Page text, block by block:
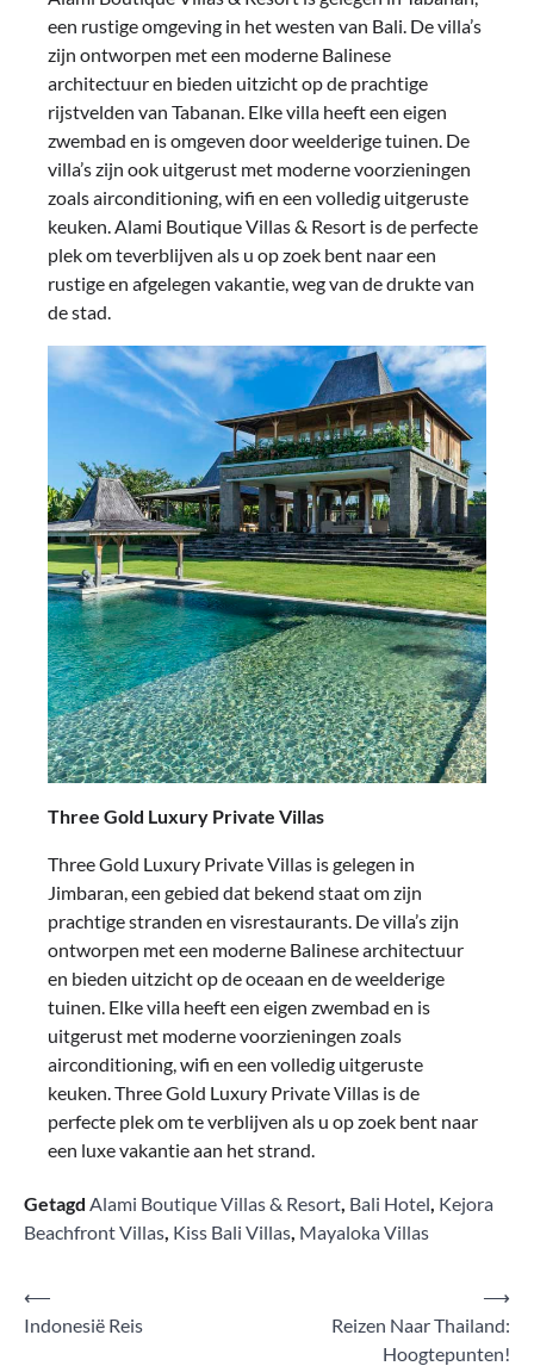
een rustige omgeving in het westen van Bali. De villa’s
zijn ontworpen met een moderne Balinese
architectuur en bieden uitzicht op de prachtige
rijstvelden van Tabanan. Elke villa heeft een eigen
zwembad en is omgeven door weelderige tuinen. De
villa’s zijn ook uitgerust met moderne voorzieningen
zoals airconditioning, wifi en een volledig uitgeruste
keuken. Alami Boutique Villas & Resort is de perfecte
plek om teverblijven als u op zoek bent naar een
rustige en afgelegen vakantie, weg van de drukte van
de stad.
Three Gold Luxury Private Villas
Three Gold Luxury Private Villas is gelegen in
Jimbaran, een gebied dat bekend staat om zijn
prachtige stranden en visrestaurants. De villa’s zijn
ontworpen met een moderne Balinese architectuur
en bieden uitzicht op de oceaan en de weelderige
tuinen. Elke villa heeft een eigen zwembad en is
uitgerust met moderne voorzieningen zoals
airconditioning, wifi en een volledig uitgeruste
keuken. Three Gold Luxury Private Villas is de
perfecte plek om te verblijven als u op zoek bent naar
een luxe vakantie aan het strand.
Getagd Alami Boutique Villas & Resort Bali Hotel Kejora
Beachfront Villas Kiss Bali Villas Mayaloka Villas
Bericht
navigatie
⟵
Indonesië Reis
Reizen Naar Thailand:
Hoogtepunten!
⟶